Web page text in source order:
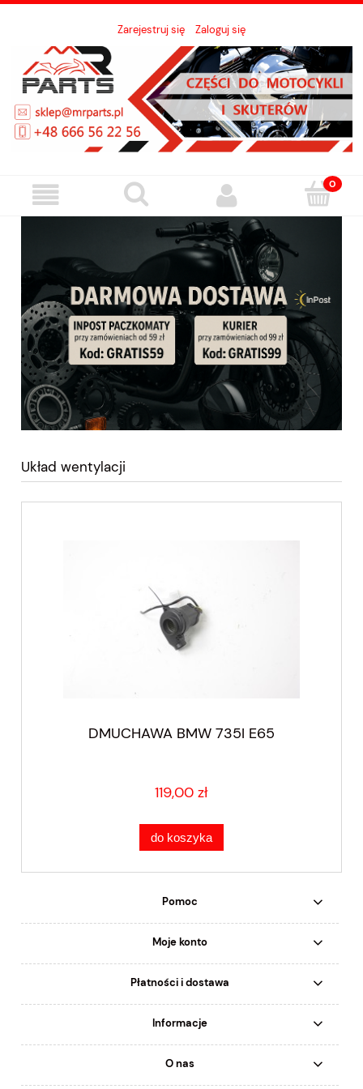
Zarejestruj się Zaloguj się
Układ wentylacji
DMUCHAWA BMW 735I E65
119,00 zł
do koszyka
Pomoc
Moje konto
Płatności i dostawa
Informacje
O nas